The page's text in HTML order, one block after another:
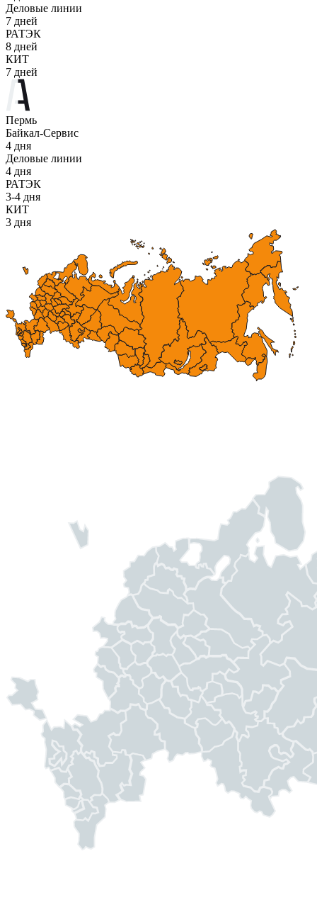
Деловые линии
7 дней
РАТЭК
8 дней
КИТ
7 дней
Пермь
Байкал-Сервис
4 дня
Деловые линии
4 дня
РАТЭК
3-4 дня
КИТ
3 дня